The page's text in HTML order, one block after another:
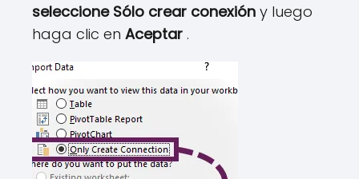
seleccione Sólo crear conexión y luego
haga clic en Aceptar .